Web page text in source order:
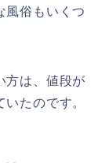
風俗もいくつ
方は、値段が
たのです。